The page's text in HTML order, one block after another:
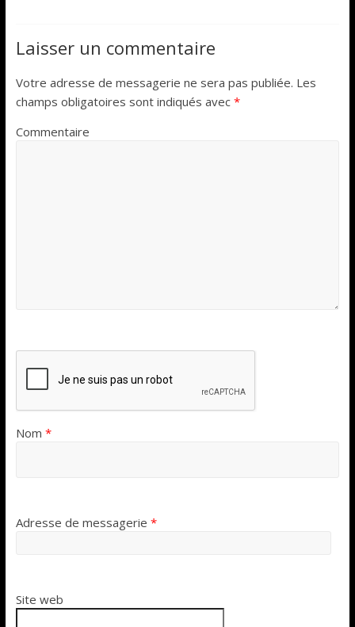
Laisser un commentaire
Votre adresse de messagerie ne sera pas publiée. Les
champs obligatoires sont indiqués avec *
Commentaire
Nom *
Adresse de messagerie *
Site web